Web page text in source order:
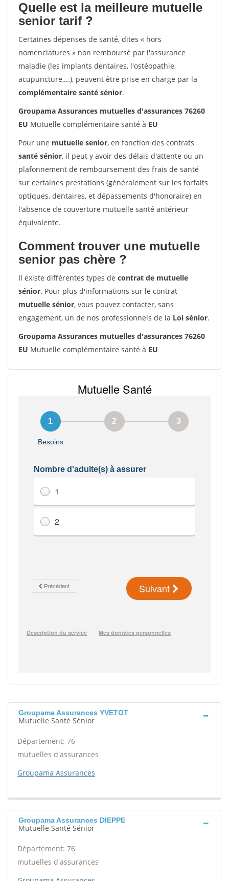
Quelle est la meilleure mutuelle
senior tarif ?
Certaines dépenses de santé, dites « hors
nomenclatures » non remboursé par l'assurance
maladie (les implants dentaires, l'ostéopathie,
acupuncture,...), peuvent être prise en charge par la
complémentaire santé sénior.
Groupama Assurances mutuelles d'assurances 76260
EU Mutuelle complémentaire santé à EU
Pour une mutuelle senior, en fonction des contrats
santé sénior, il peut y avoir des délais d'attente ou un
plafonnement de remboursement des frais de santé
sur certaines prestations (généralement sur les forfaits
optiques, dentaires, et dépassements d'honoraire) en
l'absence de couverture mutuelle santé antérieur
équivalente.
Comment trouver une mutuelle
senior pas chère ?
Il existe différentes types de contrat de mutuelle
sénior. Pour plus d'informations sur le contrat
mutuelle sénior, vous pouvez contacter, sans
engagement, un de nos professionnels de la Loi sénior.
Groupama Assurances mutuelles d'assurances 76260
EU Mutuelle complémentaire santé à EU
Groupama Assurances YVETOT
Mutuelle Santé Sénior
Département: 76
mutuelles d'assurances
Groupama Assurances
Groupama Assurances DIEPPE
Mutuelle Santé Sénior
Département: 76
mutuelles d'assurances